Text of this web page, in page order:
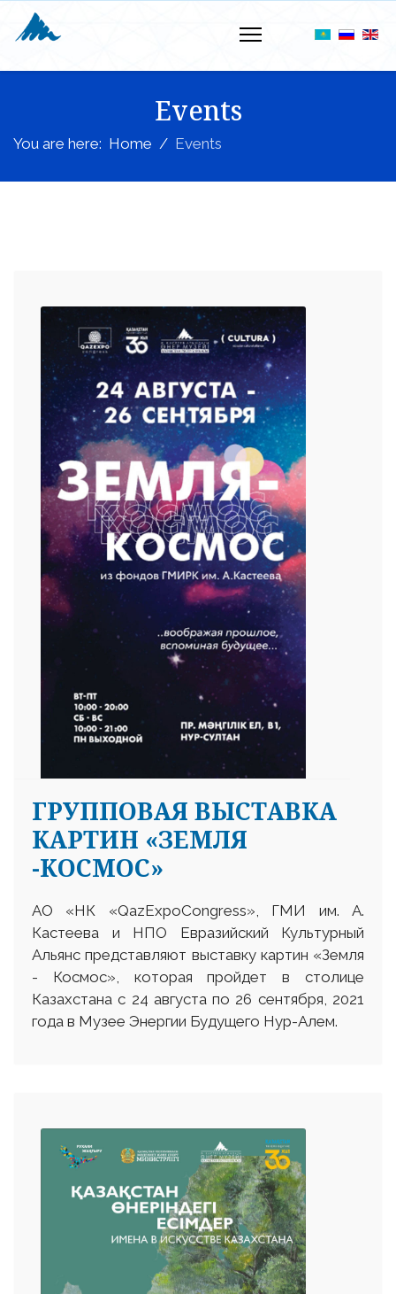
Events
You are here: Home Events
ГРУППОВАЯ ВЫСТАВКА
КАРТИН «ЗЕМЛЯ
-КОСМОС»
АО «НК «QazExpoCongress», ГМИ им. А.
Кастеева и НПО Евразийский Культурный
Альянс представляют выставку картин «Земля
- Космос», которая пройдет в столице
Казахстана с 24 августа по 26 сентября, 2021
года в Музее Энергии Будущего Нур-Алем.